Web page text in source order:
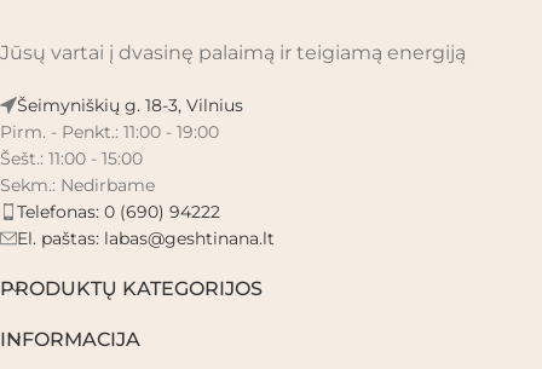
Jūsų vartai į dvasinę palaimą ir teigiamą energiją
Šeimyniškių g. 18-3, Vilnius
Pirm. - Penkt.: 11:00 - 19:00
Šešt.: 11:00 - 15:00
Sekm.: Nedirbame
Telefonas: 0 (690) 94222
El. paštas: labas@geshtinana.lt
PRODUKTŲ KATEGORIJOS
INFORMACIJA